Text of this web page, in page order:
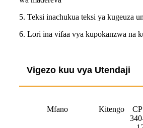
5. Teksi inachukua teksi ya kugeuza
6. Lori ina vifaa vya kupokanzwa na
Vigezo kuu vya Utendaji
Mfano Kitengo